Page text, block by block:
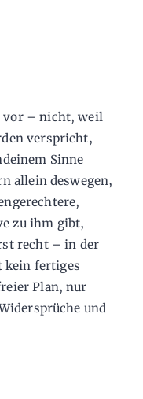
vor – nicht, weil
verspricht,
Sinne
allein deswegen,
zu ihm gibt,
recht – in der
kein fertiges
Plan, nur
und